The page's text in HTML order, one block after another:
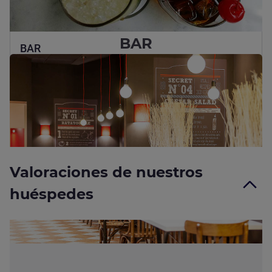
BAR BAR
Una hora de relajación en el bar : A cualquier hora del día, todo
el mundo se reúne en el bar del Ibis para disfrutar de un
momento de descanso.
Más información
Valoraciones de nuestros
huéspedes
Valoraciones 100% certificadas de huéspedes que verdaderamente